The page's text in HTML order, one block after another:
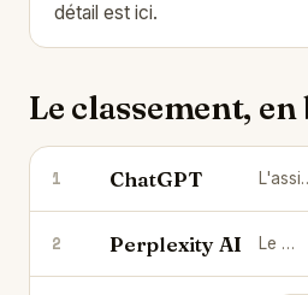
détail est ici.
Le classement,
1 ChatGPT L'assistant IA de
2 Perplexity AI Le moteur de réponse IA qui cite toujours ses sources.